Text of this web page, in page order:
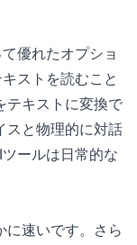
優れたオプショ
ストを読むこと
テキストに変換で
スと物理的に対話
ールは日常的な
に速いです。さら